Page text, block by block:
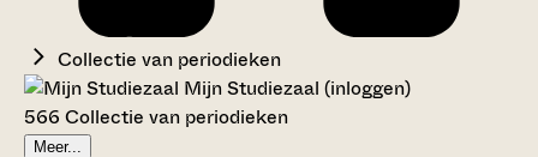
Collectie van periodieken
Mijn Studiezaal (inloggen)
566 Collectie van periodieken
Meer...